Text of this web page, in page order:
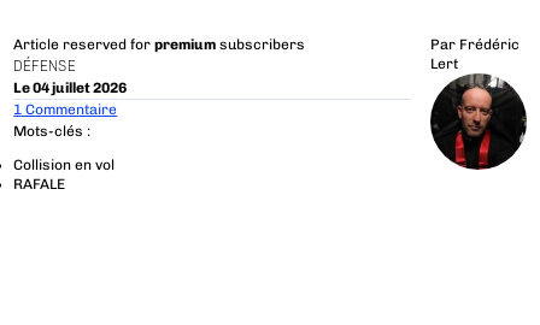
Article reserved forpremium subscribers
DÉFENSE
Le 04 juillet 2026
Par Frédéric
Lert
1 Commentaire
Mots-clés :
Collision en vol
RAFALE